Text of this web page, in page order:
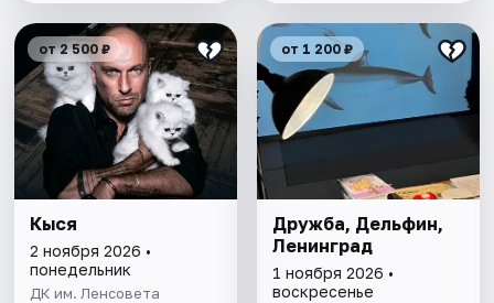
от 2 500 ₽
Кыся
2 ноября 2026 •
понедельник
ДК им. Ленсовета
от 1 200 ₽
Дружба, Дельфин,
Ленинград
1 ноября 2026 •
воскресенье